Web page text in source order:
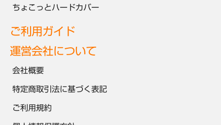
ちょこっとハードカバー
ご利用ガイド
運営会社について
会社概要
特定商取引法に基づく表記
ご利用規約